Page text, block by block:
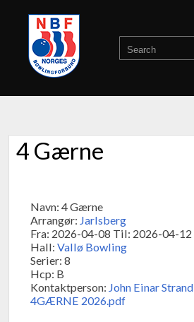
4 Gærne
Navn: 4 Gærne
Arrangør: Jarlsberg
Fra: 2026-04-08 Til: 2026-04-12
Hall: Vallø Bowling
Serier: 8
Hcp: B
Kontaktperson: John Einar Strand
4GÆRNE 2026.pdf